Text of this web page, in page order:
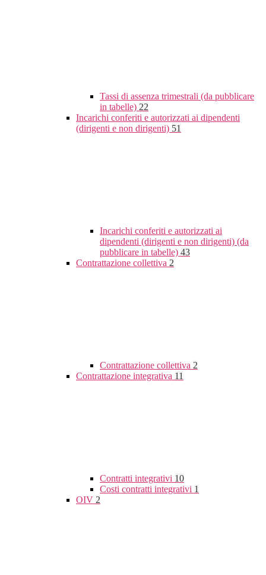
Tassi di assenza trimestrali (da pubblicare
in tabelle) 22
Incarichi conferiti e autorizzati ai dipendenti
(dirigenti e non dirigenti) 51
Incarichi conferiti e autorizzati ai
dipendenti (dirigenti e non dirigenti) (da
pubblicare in tabelle) 43
Contrattazione collettiva 2
Contrattazione collettiva 2
Contrattazione integrativa 11
Contratti integrativi 10
Costi contratti integrativi 1
OIV 2